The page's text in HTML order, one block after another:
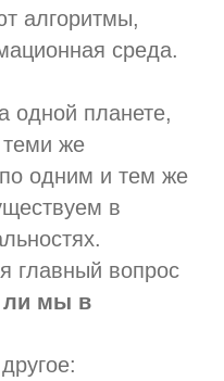
алгоритмы,
среда.
одной планете,
теми же
одним и тем же
в
главный вопрос
мы в